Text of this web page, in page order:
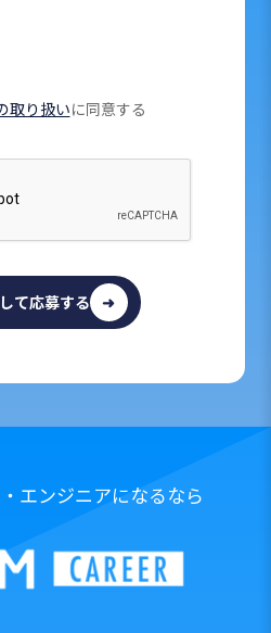
取り扱いに同意する
て応募する ➜
エンジニアになるなら